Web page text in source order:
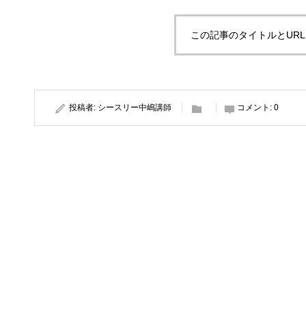
この記事のタイトルと
投稿者: シースリー中嶋講師 コメント: 0